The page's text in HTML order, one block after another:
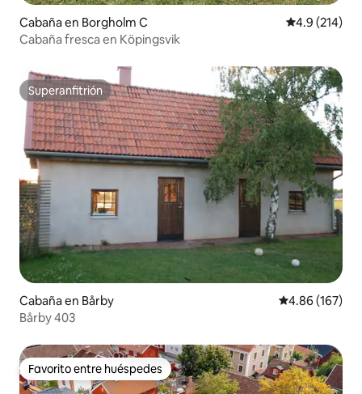
Cabaña en Borgholm C Calificación
4.9 (214)
Cabaña fresca en Köpingsvik
Superanfitrión
Superanfitrión
Cabaña en Bårby Calificación
4.86 (167)
Bårby 403
Favorito entre huéspedes
Favorito entre huéspedes